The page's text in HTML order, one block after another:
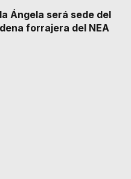
Ángela será sede del
forrajera del NEA